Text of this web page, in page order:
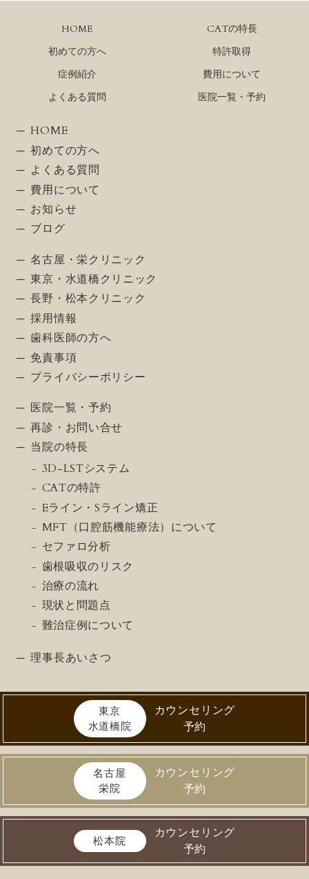
HOME
CATの特長
初めての方へ
特許取得
症例紹介
費用について
よくある質問
医院一覧・予約
HOME
初めての方へ
よくある質問
費用について
お知らせ
ブログ
名古屋・栄クリニック
東京・水道橋クリニック
長野・松本クリニック
採用情報
歯科医師の方へ
免責事項
プライバシーポリシー
医院一覧・予約
再診・お問い合せ
当院の特長
3D-LSTシステム
CATの特許
Eライン・Sライン矯正
MFT（口腔筋機能療法）について
セファロ分析
歯根吸収のリスク
治療の流れ
現状と問題点
難治症例について
理事長あいさつ
東京
水道橋院
カウンセリング
予約
名古屋
栄院
カウンセリング
予約
松本院
カウンセリング
予約